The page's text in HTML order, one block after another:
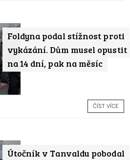
Foldyna podal stížnost proti
vykázání. Dům musel opustit
na 14 dní, pak na měsíc
ČÍST VÍCE
Útočník v Tanvaldu pobodal